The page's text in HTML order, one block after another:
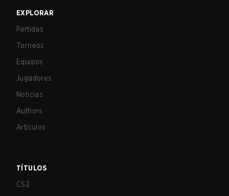
EXPLORAR
Partidas
Torneos
Equipos
Jugadores
Noticias
Authors
Artículos
TÍTULOS
CS2